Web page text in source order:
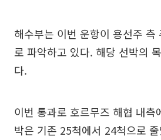
해수부는 이번 운항이 용선주 측
로 파악하고 있다. 해당 선박의
다.
이번 통과로 호르무즈 해협 내측
박은 기존 25척에서 24척으로